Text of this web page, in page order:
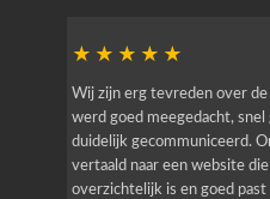
★★★★★
Wij zijn erg tevreden over
werd goed meegedacht, snel
duidelijk gecommuniceerd.
vertaald naar een website
overzichtelijk is en goed